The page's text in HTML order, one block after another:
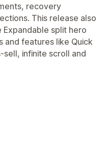
recovery
This release also
split hero
and features like Quick
infinite scroll and